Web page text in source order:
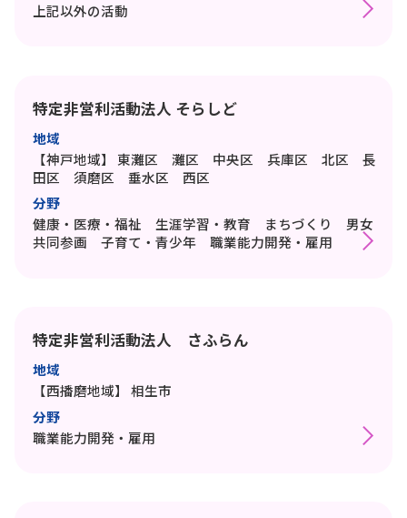
上記以外の活動
特定非営利活動法人 そらしど
地域
【神戸地域】
東灘区 灘区 中央区 兵庫区 北区 長
田区 須磨区 垂水区 西区
分野
健康・医療・福祉 生涯学習・教育 まちづくり 男女
共同参画 子育て・青少年 職業能力開発・雇用
特定非営利活動法人 さふらん
地域
【西播磨地域】
相生市
分野
職業能力開発・雇用